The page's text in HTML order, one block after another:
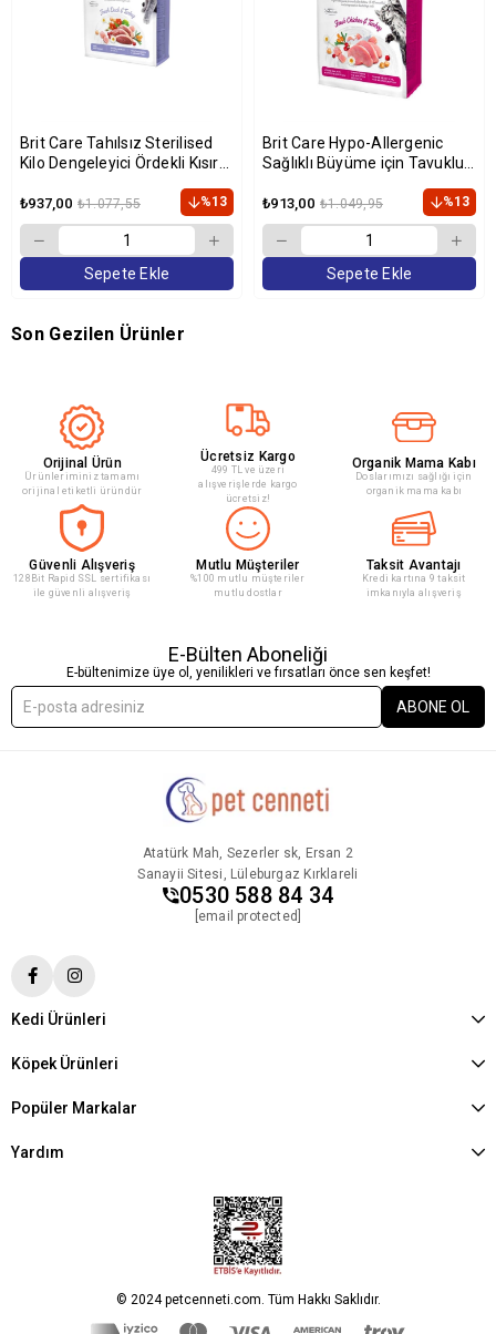
Brit Care Tahılsız Sterilised
Kilo Dengeleyici Ördekli Kısır
₺937,00 ₺1.077,55 %13
Sepete Ekle
Brit Care Hypo-Allergenic
Sağlıklı Büyüme için Tavuklu
Maması 2kg
₺913,00 ₺1.049,95 %13
Sepete Ekle
Son Gezilen Ürünler
Orijinal Ürün
Ürünleriminiz tamamı
orijinal etiketli üründür
Ücretsiz Kargo
499 TL ve üzeri
alışverişlerde kargo
ücretsiz!
Organik Mama Kabı
Doslarımızı sağlığı için
organik mama kabı
Güvenli Alışveriş
128Bit Rapid SSL sertifikası
ile güvenli alışveriş
Mutlu Müşteriler
%100 mutlu müşteriler
mutlu dostlar
Taksit Avantajı
Kredi kartına 9 taksit
imkanıyla alışveriş
E-Bülten Aboneliği
E-bültenimize üye ol, yenilikleri ve fırsatları önce sen keşfet!
ABONE OL
Atatürk Mah, Sezerler sk, Ersan 2
Sanayii Sitesi, Lüleburgaz Kırklareli
0530 588 84 34
[email protected]
Kedi Ürünleri
Köpek Ürünleri
Popüler Markalar
Yardım
© 2024 petcenneti.com. Tüm Hakkı Saklıdır.